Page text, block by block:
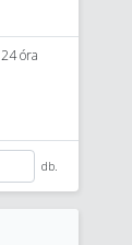
24 óra
db.